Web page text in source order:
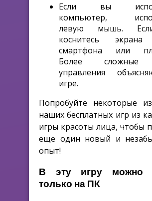
Если вы
компьютер,
левую мышь.
коснитесь экрана
смартфона или
Более сложные
управления
игре.
Попробуйте некоторые
наших бесплатных игр из
игры красоты лица, чтобы
еще один новый и
опыт!
В эту игру можно
только на ПК